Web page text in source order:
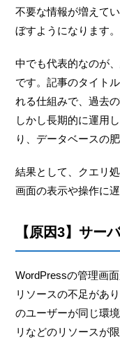
不要な情報が増えて
ぼすようになります。
中でも代表的なのが
です。記事のタイト
れる仕組みで、過去
しかし長期的に運用
り、データベースの
結果として、クエリ
画面の表示や操作に
【原因3】サー
WordPressの管理画
リソースの不足があ
のユーザーが同じ環
リなどのリソースが